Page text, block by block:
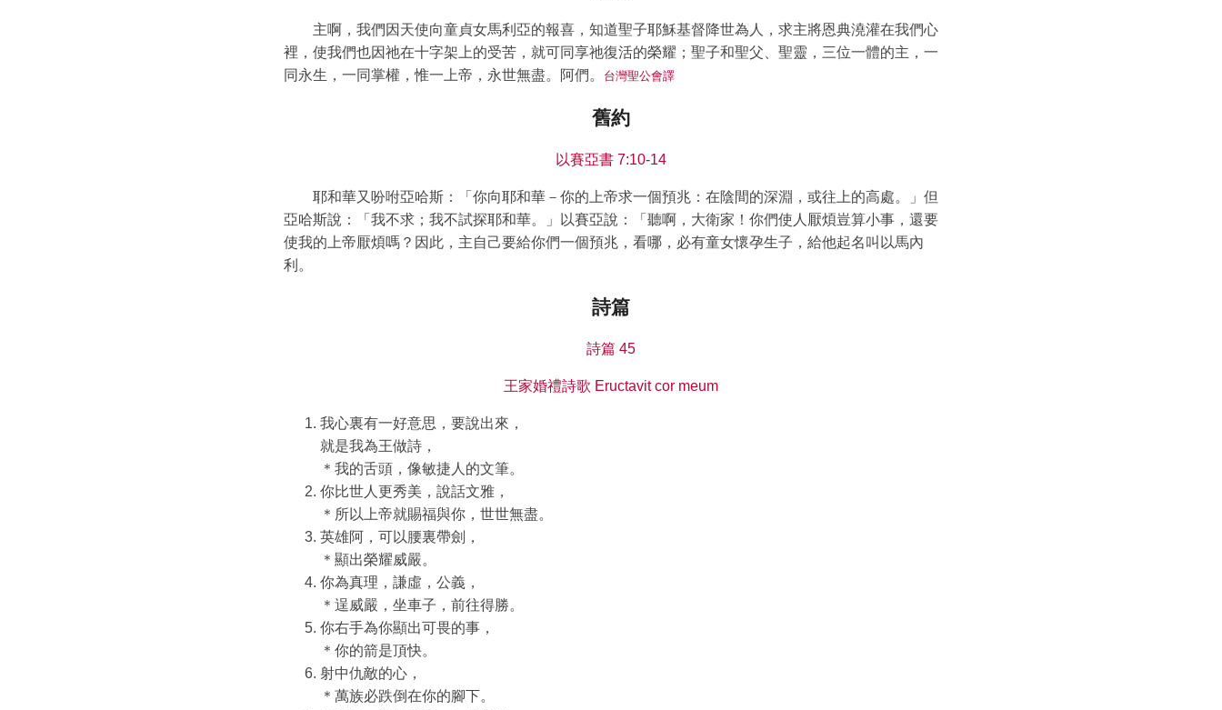
主啊，我們因天使向童貞女馬利亞的報喜，知道聖子耶穌基督降世為人，求主將恩典澆灌在我們心
裡，使我們也因祂在十字架上的受苦，就可同享祂復活的榮耀；聖子和聖父、聖靈，三位一體的主，一
同永生，一同掌權，惟一上帝，永世無盡。阿們。
台灣聖公會譯
舊約
以賽亞書 7:10-14
耶和華又吩咐亞哈斯：「你向耶和華－你的上帝求一個預兆：在陰間的深淵，或往上的高處。」但
亞哈斯說：「我不求；我不試探耶和華。」以賽亞說：「聽啊，大衛家！你們使人厭煩豈算小事，還要
使我的上帝厭煩嗎？因此，主自己要給你們一個預兆，看哪，必有童女懷孕生子，給他起名叫以馬內
利。
詩篇
詩篇 45
王家婚禮詩歌 Eructavit cor meum
我心裏有一好意思，要說出來，
就是我為王做詩，
＊我的舌頭，像敏捷人的文筆。
你比世人更秀美，說話文雅，
＊所以上帝就賜福與你，世世無盡。
英雄阿，可以腰裏帶劍，
＊顯出榮耀威嚴。
你為真理，謙虛，公義，
＊逞威嚴，坐車子，前往得勝。
你右手為你顯出可畏的事，
＊你的箭是頂快。
射中仇敵的心，
＊萬族必跌倒在你的腳下。